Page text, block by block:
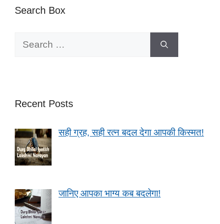
Search Box
Recent Posts
सही ग्रह, सही रत्न बदल देगा आपकी किस्मत!
जानिए आपका भाग्य कब बदलेगा!